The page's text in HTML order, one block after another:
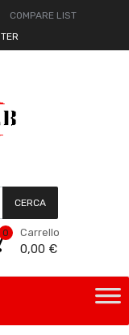
COMPARE LIST
CERCA
Carrello
0,00 €
0